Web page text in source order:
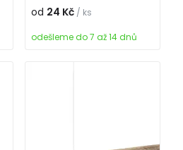
od 24 Kč / ks
odešleme do 7 až 14 dnů